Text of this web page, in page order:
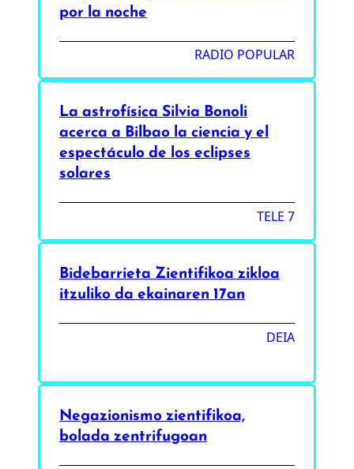
por la noche
RADIO POPULAR
La astrofísica Silvia Bonoli
acerca a Bilbao la ciencia y el
espectáculo de los eclipses
solares
TELE 7
Bidebarrieta Zientifikoa zikloa
itzuliko da ekainaren 17an
DEIA
Negazionismo zientifikoa,
bolada zentrifugoan